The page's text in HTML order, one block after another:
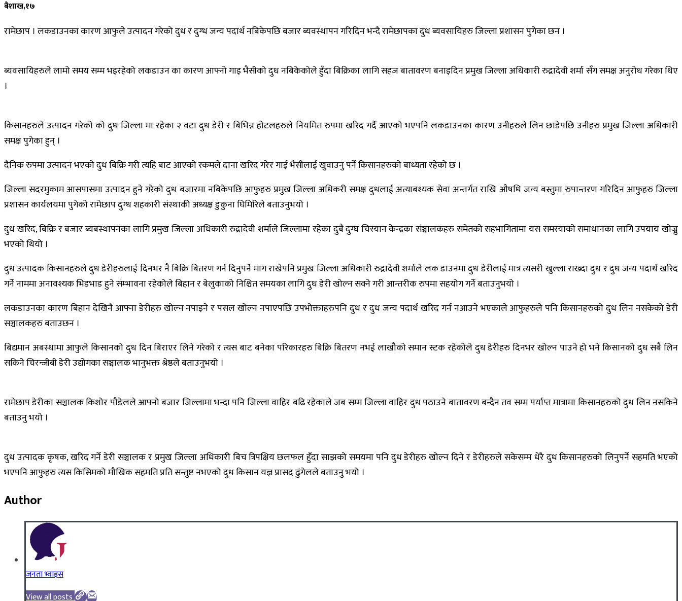
बैशाख,१७
रामेछाप । लकडाउनका कारण आफुले उत्पादन गरेको दुध र दुग्ध जन्य पदार्थ नबिकेपछि बजार ब्यवस्थापन गरिदिन भन्दै रामेछापका दुध ब्यवसायिहरु जिल्ला प्रशासन पुगेका छन ।
ब्यवसायिहरुले लामो समय सम्म भइरहेको लकडाउन का कारण आफ्नो गाइ भैसीको दुध नबिकेकोले हुँदा बिक्रिका लागि सहज बातावरण बनाइदिन प्रमुख जिल्ला अधिकारी रुद्रादेवी शर्मा सँग समक्ष अनुरोध गरेका थिए
।
किसानहरुले उत्पादन गरेको को दुध जिल्ला मा रहेका २ वटा दुध डेरी र बिभिन्न होटलहरुले नियमित रुपमा खरिद गर्दै आएको भएपनि लकडाउनका कारण उनीहरुले लिन छाडेपछि उनीहरु प्रमुख जिल्ला अधिकारी
समक्ष पुगेका हुन् ।
दैनिक रुपमा उत्पादन भएको दुध बिक्रि गरी त्यहि बाट आएको रकमले दाना खरिद गरेर गाई भैसीलाई खुवाउनु पर्ने किसानहरुको बाध्यता रहेको छ ।
जिल्ला सदरमुकाम आसपासमा उत्पादन हुने गरेको दुध बजारमा नबिकेपछि आफुहरु प्रमुख जिल्ला अधिकरी समक्ष दुधलाई अत्याबश्यक सेवा अन्तर्गत राखि औषधि जन्य बस्तुमा रुपान्तरण गरिदिन आफुहरु जिल्ला
प्रशासन कार्यलयमा पुगेको रामेछाप दुग्ध शहकारी संस्थाकी अध्यक्ष डुकुना घिमिरिले बताउनुभयो ।
दुध खरिद, बिक्रि र बजार ब्यबस्थापनका लागि प्रमुख जिल्ला अधिकारी रुद्रादेवी शर्माले जिल्लामा रहेका दुबै दुग्घ चिस्यान केन्द्रका संञ्चालकहरु समेतको सहभागितामा यस समस्याको समाधानका लागि उपयाय खोज्नु
भएको थियो ।
दुध उत्पादक किसानहरुले दुध डेरीहरुलाई दिनभर नै बिक्रि बितरण गर्न दिनुपर्ने माग राखेपनि प्रमुख जिल्ला अधिकारी रुद्रादेवी शर्माले लक डाउनमा दुध डेरीलाई मात्र त्यसरी खुल्ला राख्दा दुध र दुध जन्य पदार्थ खरिद
गर्ने नाममा अनावश्यक भिडभाड हुने संम्भावना रहेकोले बिहान र बेलुकाको निश्चित समयका लागि दुध डेरी खोल्न सक्ने गरी आन्तरीक रुपमा सहयोग गर्ने बताउनुभयो ।
लकडाउनका कारण बिहान देखिनै आफ्ना डेरीहरु खोल्न नपाइने र पसल खोल्न नपाएपछि उपभोक्ताहरुपनि दुध र दुध जन्य पदार्थ खरिद गर्न नआउने भएकाले आफुहरुले पनि किसानहरुको दुध लिन नसकेको डेरी
सञ्चालकहरु बताउछन ।
बिद्यमान अबस्थामा आफुले किसानको दुध दिन बिराएर लिने गरेको र त्यस बाट बनेका परिकारहरु बिक्रि बितरण नभई लाखौको समान स्टक रहेकोले दुध डेरीहरु दिनभर खोल्न पाउने हो भने किसानको दुध सबै लिन
सकिने चिरन्जीबी डेरी उद्योगका सञ्चालक भानुभक्त श्रेष्ठले बताउनुभयो ।
रामेछाप डेरीका सञ्चालक किशोर पौडेलले आफ्नो बजार जिल्लामा भन्दा पनि जिल्ला वाहिर बढि रहेकाले जब सम्म जिल्ला वाहिर दुध पठाउने बातावरण बन्दैन तव सम्म पर्याप्त मात्रामा किसानहरुको दुध लिन नसकिने
बताउनु भयो ।
दुध उत्पादक कृषक, खरिद गर्ने डेरी सञ्चालक र प्रमुख जिल्ला अधिकारी बिच त्रिपक्षिय छलफल हुँदा साझको समयमा पनि दुध डेरीहरु खोल्न दिने र डेरीहरुले सकेसम्म धेरै दुध किसानहरुको लिनुपर्ने सहमति भएको
भएपनि आफुहरु त्यस किसिमको मौखिक सहमति प्रति सन्तुष्ट नभएको दुध किसान यज्ञ प्रासद ढुंगेलले बताउनु भयो ।
Author
जनता भ्वाइस
View all posts